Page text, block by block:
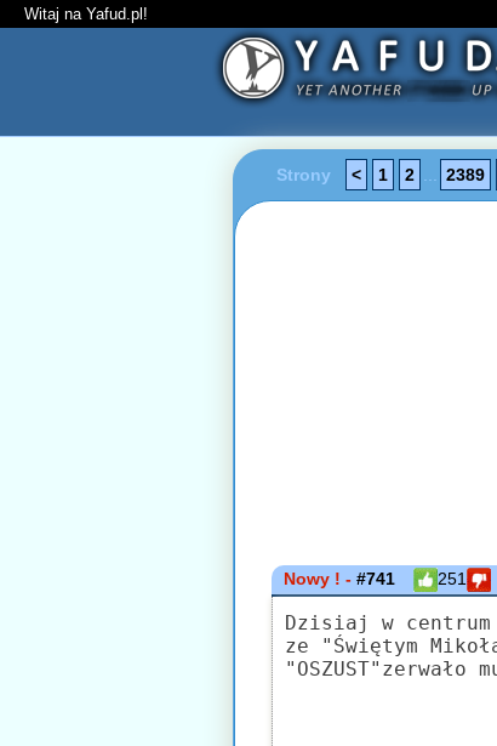
Witaj na Yafud.pl!
Strony < 1 2 2389
Nowy ! -#741 251
Dzisiaj w
ze "Świętym
"OSZUST"zerwało